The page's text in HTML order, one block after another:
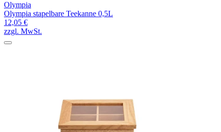
Olympia
Olympia stapelbare Teekanne 0,5L
12,05 €
zzgl. MwSt.